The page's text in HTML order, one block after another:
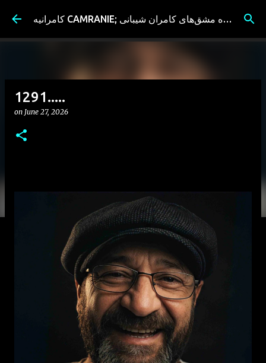
Skip to main content کامرانیه CAMRANIE; سیاه مشق‌های کامران شیبانی
1291.....
on June 27, 2026